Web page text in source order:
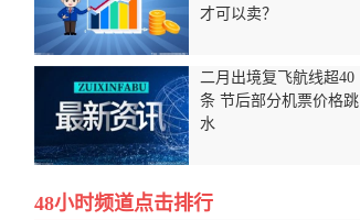
才可以卖？
二月出境复飞航线超40
条 节后部分机票价格跳
水
48小时频道点击排行